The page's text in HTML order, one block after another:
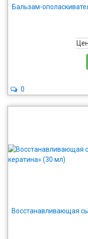
Бальзам-
0
Восстанавливающая